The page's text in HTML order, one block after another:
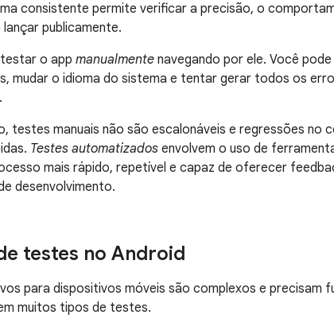
consistente permite verificar a precisão, o
publicamente.
o app manualmente navegando por ele. Você
mudar o idioma do sistema e tentar gerar todos os
testes manuais não são escalonáveis e regressões no
Testes automatizados envolvem o uso de
mais rápido, repetível e capaz de oferecer
desenvolvimento.
testes no Android
para dispositivos móveis são complexos e precisam
muitos tipos de testes.